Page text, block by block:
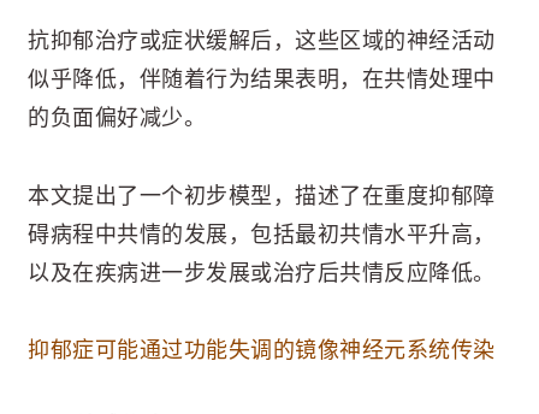
抗抑郁治疗或症状缓解后，这些区域的神经活动
似乎降低，伴随着行为结果表明，在共情处理中
的负面偏好减少。
本文提出了一个初步模型，描述了在重度抑郁障
碍病程中共情的发展，包括最初共情水平升高，
以及在疾病进一步发展或治疗后共情反应降低。
抑郁症可能通过功能失调的镜像神经元系统传染